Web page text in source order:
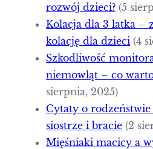
rozwój dzieci? (5
Kolacja dla 3 latka –
kolację dla dzieci (4
Szkodliwość
niemowląt – co
sierpnia, 2025)
Cytaty o
siostrze i bracie (2
Mięśniaki macicy a